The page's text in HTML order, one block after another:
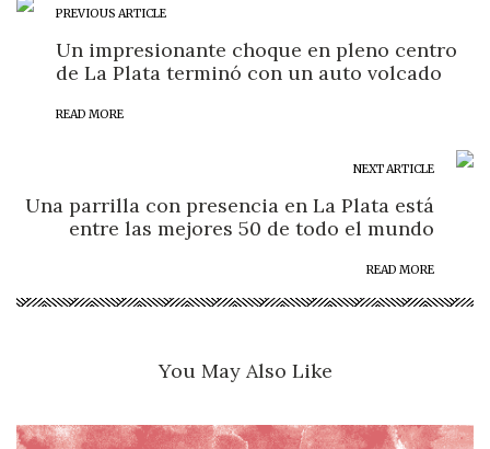
PREVIOUS ARTICLE
Un impresionante choque en pleno centro
de La Plata terminó con un auto volcado
READ MORE
NEXT ARTICLE
Una parrilla con presencia en La Plata está
entre las mejores 50 de todo el mundo
READ MORE
You May Also Like